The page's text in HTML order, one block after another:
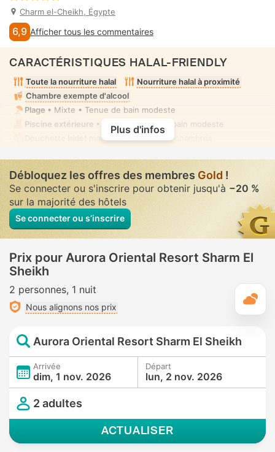
Charm el-Cheikh, Égypte
6,9 Afficher tous les commentaires
CARACTÉRISTIQUES HALAL-FRIENDLY
Toute la nourriture halal
Nourriture halal à proximité
Chambre exempte d'alcool
Plage • Mixte • Tenue de bain modeste
Piscine extérieure • Mixte • Tenue de bain modeste
Douchette bidet manuel
• Dans toutes chambres
Plus d'infos
Débloquez les offres des membres Gold !
Se connecter ou s'inscrire pour obtenir jusqu'à −20 %
sur la majorité des hôtels
Se connecter ou s’inscrire
Prix pour Aurora Oriental Resort Sharm El
Sheikh
2 personnes 1 nuit
Nous alignons nos prix
Aurora Oriental Resort Sharm El Sheikh
Arrivée
dim, 1 nov. 2026
Départ
lun, 2 nov. 2026
2 adultes
ACTUALISER